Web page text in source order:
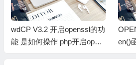
wdCP V3.2 开启openssl的功
能 是如何操作 php开启open
en()